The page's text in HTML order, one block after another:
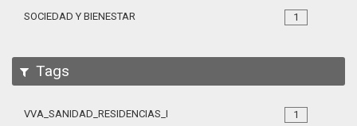
1
SOCIEDAD Y BIENESTAR
Tags
1
VVA_SANIDAD_RESIDENCIAS_MAYORES_105